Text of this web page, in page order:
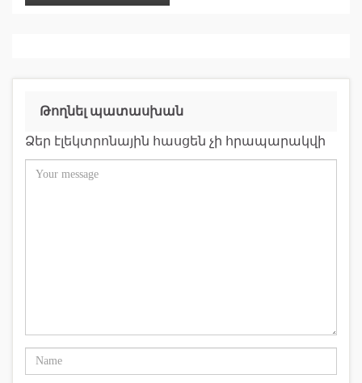
Թողնել պատասխան
Ձեր էլեկտրոնային հասցեն չի հրապարակվի